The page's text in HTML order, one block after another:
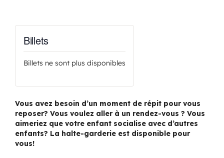
Billets
Billets ne sont plus disponibles
Vous avez besoin d’un moment de répit pour vous
reposer? Vous voulez aller à un rendez-vous ? Vous
aimeriez que votre enfant socialise avec d’autres
enfants? La halte-garderie est disponible pour
vous!